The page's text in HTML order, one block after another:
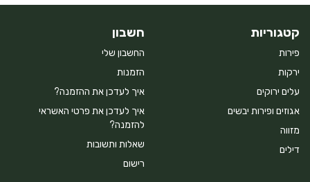
קטגוריות
פירות
ירקות
עלים ירוקים
אגוזים ופירות יבשים
מזווה
דילים
חשבון
החשבון שלי
הזמנות
איך לעדכן את ההזמנה?
איך לעדכן את פרטי האשראי
להזמנה?
שאלות ותשובות
רישום